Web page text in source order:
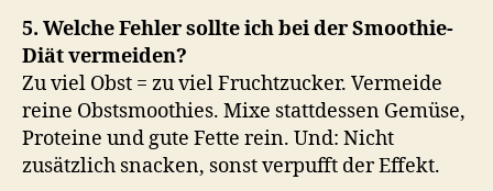
5. Welche Fehler sollte ich bei der Smoothie-
Diät vermeiden?
Zu viel Obst = zu viel Fruchtzucker. Vermeide
reine Obstsmoothies. Mixe stattdessen Gemüse,
Proteine und gute Fette rein. Und: Nicht
zusätzlich snacken, sonst verpufft der Effekt.